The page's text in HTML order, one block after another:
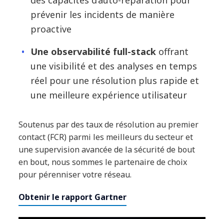
prévenir les incidents de manière
proactive
Une observabilité full-stack offrant
une visibilité et des analyses en temps
réel pour une résolution plus rapide et
une meilleure expérience utilisateur
Soutenus par des taux de résolution au premier
contact (FCR) parmi les meilleurs du secteur et
une supervision avancée de la sécurité de bout
en bout, nous sommes le partenaire de choix
pour pérenniser votre réseau.
Obtenir le rapport Gartner